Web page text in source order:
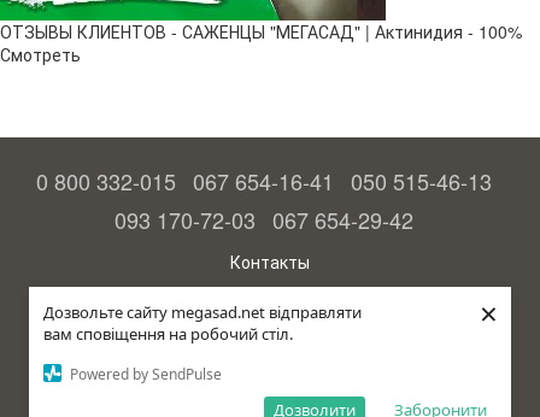
Дозвольте сайту megasad.net відправляти
вам сповіщення на робочий стіл.
Powered by SendPulse
Заборонити
Дозволити
×
ОТЗЫВЫ КЛИЕНТОВ - САЖЕНЦЫ "МЕГАСАД" | Актинидия - 100%
Смотреть
0 800 332-015 067 654-16-41
050 515-46-13
093 170-72-03 067 654-29-42
Контакты
Полная версия сайта
© 2015—2026
Megasad - гарантия высокого урожая
Укр